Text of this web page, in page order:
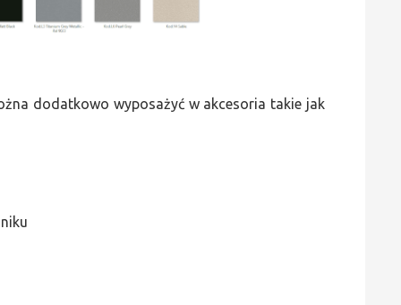
dodatkowo wyposażyć w akcesoria takie jak